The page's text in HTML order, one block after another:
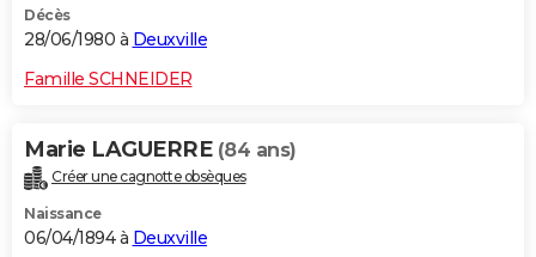
Décès
28/06/1980 à Deuxville
Famille SCHNEIDER
Marie LAGUERRE (84 ans)
Créer une cagnotte obsèques
Naissance
06/04/1894 à Deuxville